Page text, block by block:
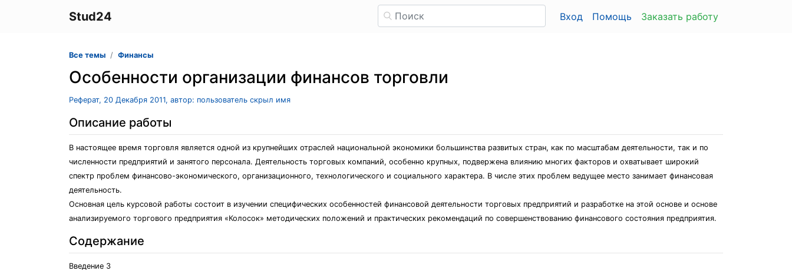
Stud24 Вход Помощь Заказать работу
Все темы Финансы
Особенности организации финансов торговли
Реферат, 20 Декабря 2011, автор: пользователь скрыл имя
Описание работы
В настоящее время торговля является одной из крупнейших отраслей национальной экономики большинства развитых стран, как по масштабам деятельности, так и по
численности предприятий и занятого персонала. Деятельность торговых компаний, особенно крупных, подвержена влиянию многих факторов и охватывает широкий
спектр проблем финансово-экономического, организационного, технологического и социального характера. В числе этих проблем ведущее место занимает финансовая
деятельность.
Основная цель курсовой работы состоит в изучении специфических особенностей финансовой деятельности торговых предприятий и разработке на этой основе и основе
анализируемого торгового предприятия «Колосок» методических положений и практических рекомендаций по совершенствованию финансового состояния предприятия.
Содержание
Введение 3